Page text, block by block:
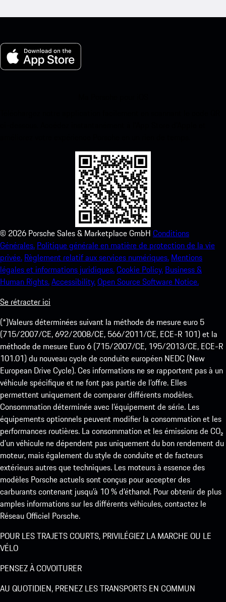
© 2026 Porsche Sales & Marketplace GmbH Conditions
Générales. Politique générale en matière de protection de la vie
privée. Règlement relatif aux services numériques. Mentions
légales et informations juridiques.Cookie Policy. Business &
Human Rights.Accessibility.Open Source Software Notice.
Se rétracter ici
(*)Valeurs déterminées suivant la méthode de mesure euro 5
(715/2007/CE, 692/2008/CE, 566/2011/CE, ECE-R 101) et la
méthode de mesure Euro 6 (715/2007/CE, 195/2013/CE, ECE-R
101.01) du nouveau cycle de conduite européen NEDC (New
European Drive Cycle). Ces informations ne se rapportent pas à un
véhicule spécifique et ne font pas partie de l’offre. Elles
permettent uniquement de comparer différents modèles.
Consommation déterminée avec l’équipement de série. Les
équipements optionnels peuvent modifier la consommation et les
performances routières. La consommation et les émissions de CO₂
d’un véhicule ne dépendent pas uniquement du bon rendement du
moteur, mais également du style de conduite et de facteurs
extérieurs autres que techniques. Les moteurs à essence des
modèles Porsche actuels sont conçus pour accepter des
carburants contenant jusqu’à 10 % d’éthanol. Pour obtenir de plus
amples informations sur les différents véhicules, contactez le
Réseau Officiel Porsche.
POUR LES TRAJETS COURTS, PRIVILÉGIEZ LA MARCHE OU LE
VÉLO
PENSEZ À COVOITURER
AU QUOTIDIEN, PRENEZ LES TRANSPORTS EN COMMUN